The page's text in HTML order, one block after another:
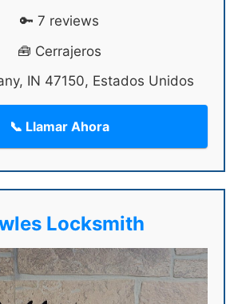
🔑 7 reviews
🧰 Cerrajeros
IN 47150, Estados Unidos
📞 Llamar Ahora
Locksmith